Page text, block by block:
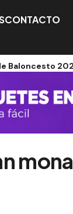
CONTACTO
Baloncesto